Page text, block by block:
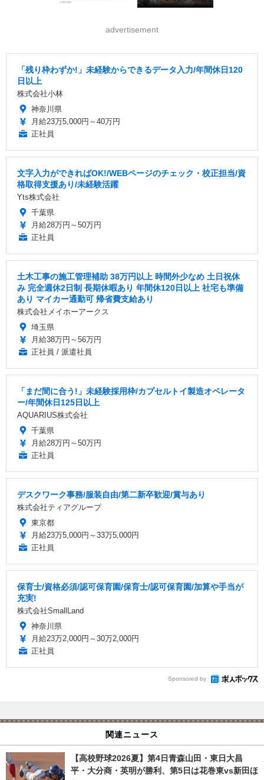
advertisement
「残り枠わずか!」未経験からできるデータ入力/年間休日120
日以上
株式会社小林
神奈川県
月給23万5,000円～40万円
正社員
文字入力ができればOK!/WEBページのチェック・校正担当/資
格取得支援あり/未経験活躍
Yts株式会社
千葉県
月給28万円～50万円
正社員
土木工事の施工管理補助 38万円以上 時間外少なめ 土日祝休
み 完全週休2日制 長期休暇あり 年間休120日以上 社宅も準備
あり マイカー通勤可 帰省費支給あり
株式会社メイホーアークス
埼玉県
月給38万円～56万円
正社員 / 派遣社員
「まだ間に合う!」未経験採用枠/カプセルトイ製造オペレータ
ー/年間休日125日以上
AQUARIUS株式会社
千葉県
月給28万円～50万円
正社員
デスクワーク事務/服装自由/第二新卒歓迎/賞与あり
株式会社ティアグループ
東京都
月給23万5,000円～33万5,000円
正社員
保育士/資格必須/認可保育園/保育士/認可保育園/加算や手当が
充実!
株式会社SmallLand
神奈川県
月給23万2,000円～30万2,000円
正社員
Sponsored by
関連ニュース
【高校野球2026夏】第4日青森山田・東日大昌
平・大分商・英明が勝利、第5日は花巻東vs新田ほ